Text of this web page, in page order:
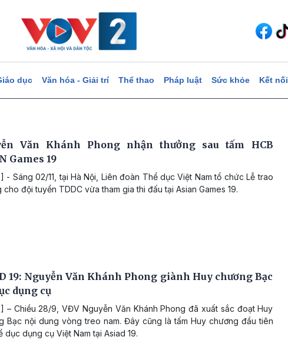
dục Văn hóa - Giải trí Thể thao Pháp luật Sức khỏe Kết nối
Văn Khánh Phong nhận thưởng sau tấm HCB
Games 19
- Sáng 02/11, tại Hà Nội, Liên đoàn Thể dục Việt Nam tổ chức Lễ trao
cho đội tuyển TDDC vừa tham gia thi đấu tại Asian Games 19.
19: Nguyễn Văn Khánh Phong giành Huy chương Bạc
dụng cụ
– Chiều 28/9, VĐV Nguyễn Văn Khánh Phong đã xuất sắc đoạt Huy
Bạc nội dung vòng treo nam. Đây cũng là tấm Huy chương đầu tiên
dục dụng cụ Việt Nam tại Asiad 19.